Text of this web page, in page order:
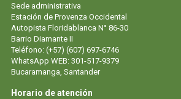
Sede administrativa
Estación de Provenza Occidental
Autopista Floridablanca N° 86-30
Barrio Diamante II
Teléfono: (+57) (607) 697-6746
WhatsApp WEB: 301-517-9379
Bucaramanga, Santander
Horario de atención